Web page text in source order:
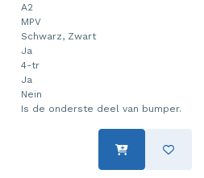
A2
MPV
Schwarz, Zwart
Ja
4-tr
Ja
Nein
Is de onderste deel van bumper.